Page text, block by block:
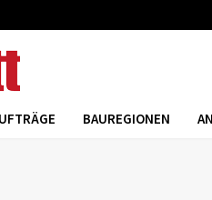
BAUREGIONEN